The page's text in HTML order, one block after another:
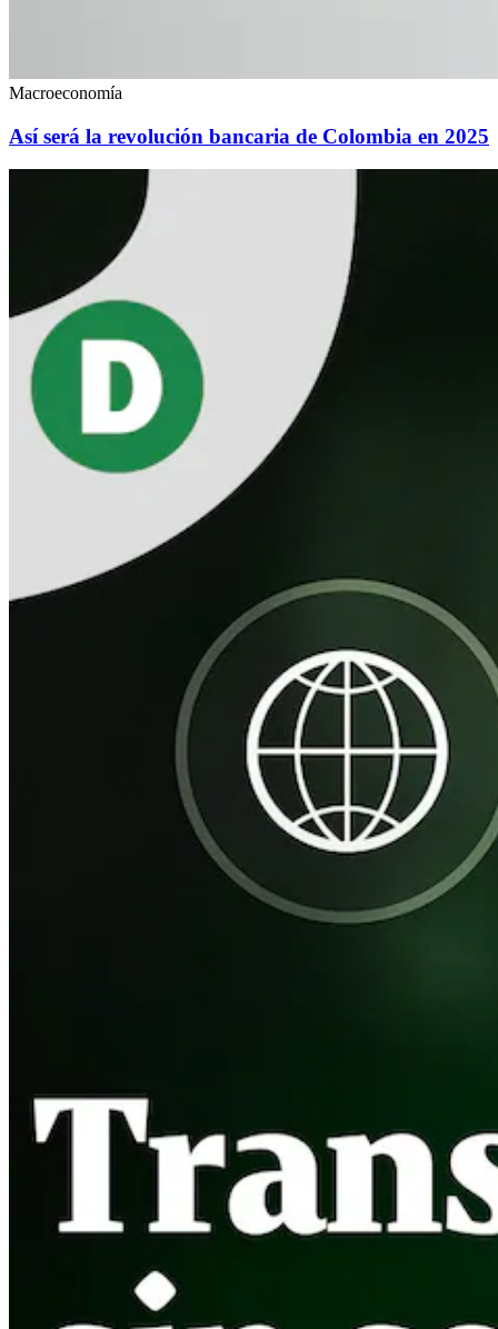
Macroeconomía
Así será la revolución bancaria de Colombia en 2025